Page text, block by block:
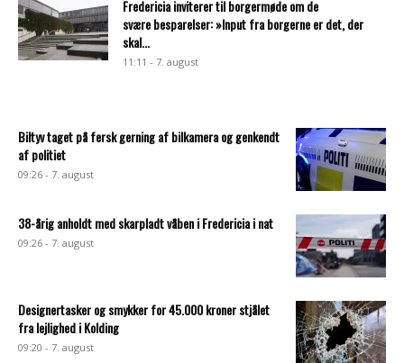
Fredericia inviterer til borgermøde om de
svære besparelser: »Input fra borgerne er det, der
skal...
11:11 - 7. august
Biltyv taget på fersk gerning af bilkamera og genkendt
af politiet
09:26 - 7. august
38-årig anholdt med skarpladt våben i Fredericia i nat
09:26 - 7. august
Designertasker og smykker for 45.000 kroner stjålet
fra lejlighed i Kolding
09:20 - 7. august